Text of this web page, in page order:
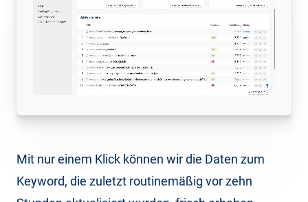
Mit nur einem Klick können wir die Daten zum
Keyword, die zuletzt routinemäßig vor zehn